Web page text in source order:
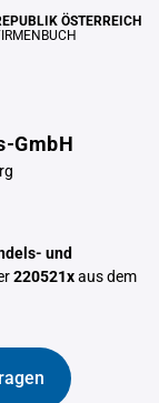
ÖSTERREICH
GmbH
und
220521xaus dem